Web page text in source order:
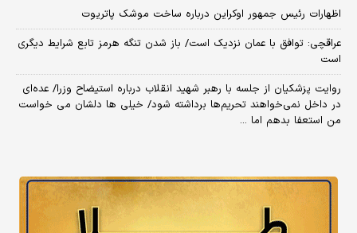
اظهارات رئیس جمهور اوکراین درباره ساخت موشک پاتریوت
عراقچی: توافق با عمان نزدیک است/ باز شدن تنگه هرمز تابع شرایط دیگری
است
روایت پزشکیان از جلسه با رهبر شهید انقلاب درباره استیضاح وزرا/ عده‌ای
در داخل نمی‌خواهند تحریم‌ها برداشته شود/ خیلی ها دلشان می خواست
من استعفا بدهم اما ...